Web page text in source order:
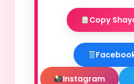
Copy
Instagram